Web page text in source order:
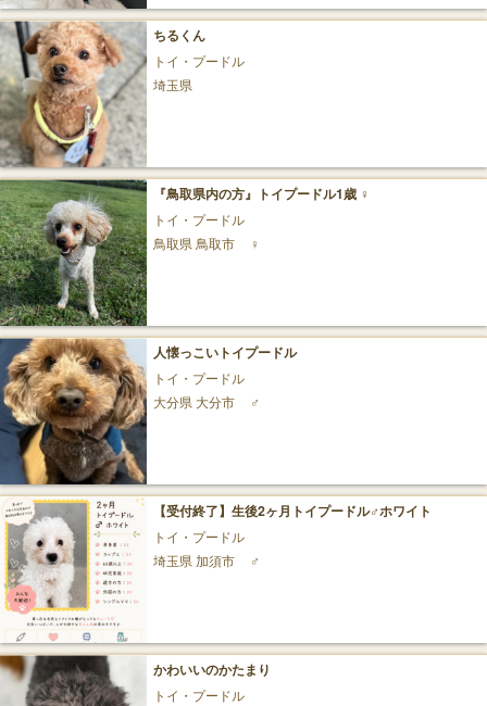
ちるくん
トイ・プードル
埼玉県
『鳥取県内の方』トイプードル1歳︎︎ ♀
トイ・プードル
鳥取県 鳥取市
♀
人懐っこいトイプードル
トイ・プードル
大分県 大分市
♂
【受付終了】生後2ヶ月トイプードル♂ホワイト
トイ・プードル
埼玉県 加須市
♂
かわいいのかたまり
トイ・プードル